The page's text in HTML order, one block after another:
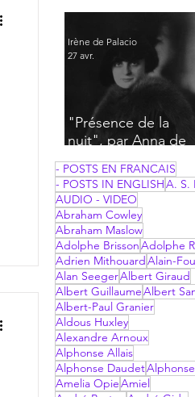
"Présence de la
nuit", par Anna de
Noailles
Irène de Palacio
27 avr.
- POSTS EN FRANCAIS
- POSTS IN ENGLISHA. S.
AUDIO - VIDEO
Abraham Cowley
Abraham Maslow
Adolphe BrissonAdolphe
Adrien Mithouard Alain-
Alan SeegerAlbert Giraud
Albert GuillaumeAlbert
Albert-Paul Granier
Aldous Huxley
Alexandre Arnoux
Alphonse Allais
Alphonse Daudet
Amelia OpieAmiel